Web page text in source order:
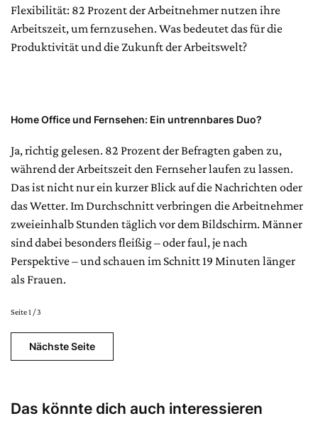
Flexibilität: 82 Prozent der Arbeitnehmer nutzen ihre
Arbeitszeit, um fernzusehen. Was bedeutet das für die
Produktivität und die Zukunft der Arbeitswelt?
Home Office und Fernsehen: Ein untrennbares Duo?
Ja, richtig gelesen. 82 Prozent der Befragten gaben zu,
während der Arbeitszeit den Fernseher laufen zu lassen.
Das ist nicht nur ein kurzer Blick auf die Nachrichten oder
das Wetter. Im Durchschnitt verbringen die Arbeitnehmer
zweieinhalb Stunden täglich vor dem Bildschirm. Männer
sind dabei besonders fleißig – oder faul, je nach
Perspektive – und schauen im Schnitt 19 Minuten länger
als Frauen.
Seite 1 / 3
Nächste Seite
Das könnte dich auch interessieren